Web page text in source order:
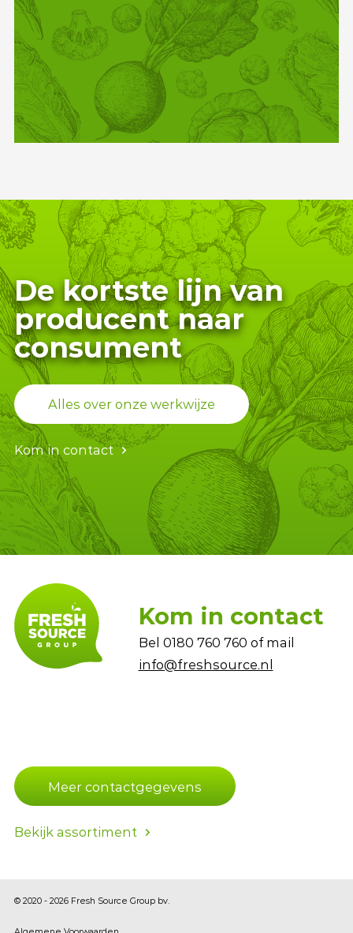
De kortste lijn van
producent naar
consument
Alles over onze werkwijze
Kom in contact
Kom in contact
Bel 0180 760 760 of mail
info@freshsource.nl
Meer contactgegevens
Bekijk assortiment
© 2020 - 2026 Fresh Source Group bv.